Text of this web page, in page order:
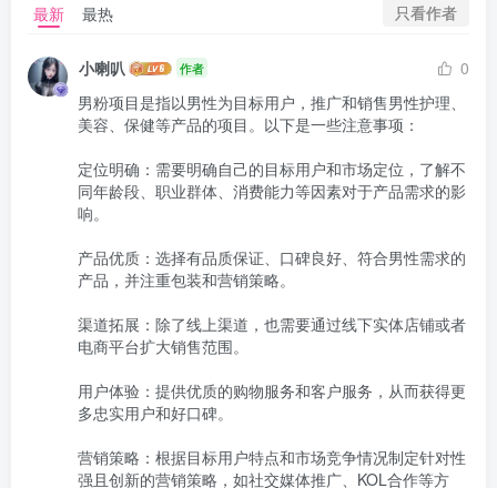
最新 最热 只看作者
小喇叭 作者
0
男粉项目是指以男性为目标用户，推广和销售男性护理、
美容、保健等产品的项目。以下是一些注意事项：
定位明确：需要明确自己的目标用户和市场定位，了解不
同年龄段、职业群体、消费能力等因素对于产品需求的影
响。
产品优质：选择有品质保证、口碑良好、符合男性需求的
产品，并注重包装和营销策略。
渠道拓展：除了线上渠道，也需要通过线下实体店铺或者
电商平台扩大销售范围。
用户体验：提供优质的购物服务和客户服务，从而获得更
多忠实用户和好口碑。
营销策略：根据目标用户特点和市场竞争情况制定针对性
强且创新的营销策略，如社交媒体推广、KOL合作等方